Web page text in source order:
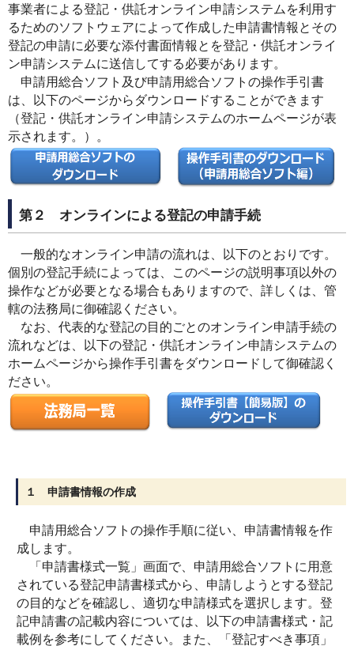
事業者による登記・供託オンライン申請システムを利用す
るためのソフトウェアによって作成した申請書情報とその
登記の申請に必要な添付書面情報とを登記・供託オンライ
ン申請システムに送信してする必要があります。
申請用総合ソフト及び申請用総合ソフトの操作手引書
は、以下のページからダウンロードすることができます
（登記・供託オンライン申請システムのホームページが表
示されます。）。
第２ オンラインによる登記の申請手続
一般的なオンライン申請の流れは、以下のとおりです。
個別の登記手続によっては、このページの説明事項以外の
操作などが必要となる場合もありますので、詳しくは、管
轄の法務局に御確認ください。
なお、代表的な登記の目的ごとのオンライン申請手続の
流れなどは、以下の登記・供託オンライン申請システムの
ホームページから操作手引書をダウンロードして御確認く
ださい。
１ 申請書情報の作成
申請用総合ソフトの操作手順に従い、申請書情報を作
成します。
「申請書様式一覧」画面で、申請用総合ソフトに用意
されている登記申請書様式から、申請しようとする登記
の目的などを確認し、適切な申請様式を選択します。登
記申請書の記載内容については、以下の申請書様式・記
載例を参考にしてください。また、「登記すべき事項」